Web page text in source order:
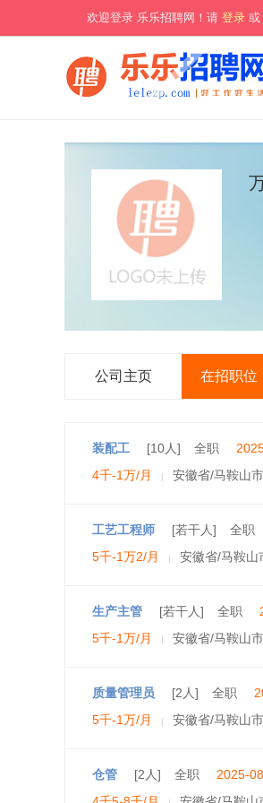
欢迎登录 乐乐招聘网！请 登录 或
公司主页 在招职位
装配工 [10人] 全职
4千-1万/月
| 安徽省/马鞍山
工艺工程师 [若干人] 全职
5千-1万2/月
| 安徽省/马鞍山
生产主管 [若干人] 全职
5千-1万/月
| 安徽省/马鞍山
质量管理员 [2人] 全职
5千-1万/月
| 安徽省/马鞍山
仓管 [2人] 全职
2025-